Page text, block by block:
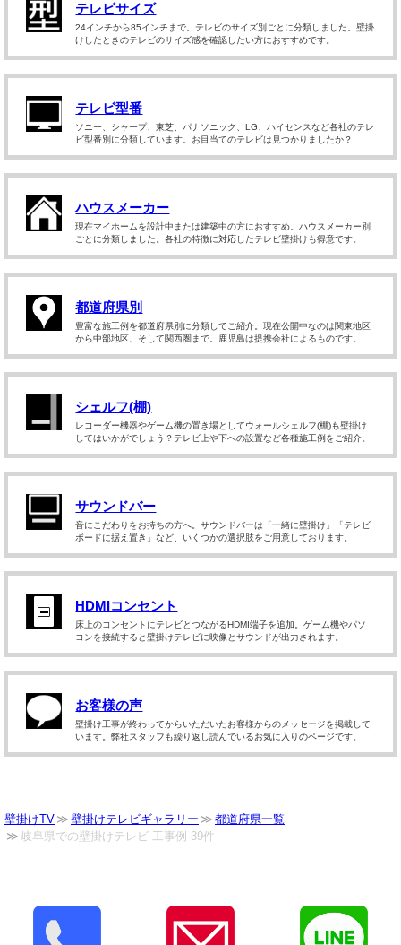
テレビサイズ
24インチから85インチまで。テレビのサイズ別ごとに分類しました。壁掛
けしたときのテレビのサイズ感を確認したい方におすすめです。
テレビ型番
ソニー、シャープ、東芝、パナソニック、LG、ハイセンスなど各社のテレ
ビ型番別に分類しています。お目当てのテレビは見つかりましたか？
ハウスメーカー
現在マイホームを設計中または建築中の方におすすめ。ハウスメーカー別
ごとに分類しました。各社の特徴に対応したテレビ壁掛けも得意です。
都道府県別
豊富な施工例を都道府県別に分類してご紹介。現在公開中なのは関東地区
から中部地区、そして関西圏まで。鹿児島は提携会社によるものです。
シェルフ(棚)
レコーダー機器やゲーム機の置き場としてウォールシェルフ(棚)も壁掛け
してはいかがでしょう？テレビ上や下への設置など各種施工例をご紹介。
サウンドバー
音にこだわりをお持ちの方へ。サウンドバーは「一緒に壁掛け」「テレビ
ボードに据え置き」など、いくつかの選択肢をご用意しております。
HDMIコンセント
床上のコンセントにテレビとつながるHDMI端子を追加。ゲーム機やパソ
コンを接続すると壁掛けテレビに映像とサウンドが出力されます。
お客様の声
壁掛け工事が終わってからいただいたお客様からのメッセージを掲載して
います。弊社スタッフも繰り返し読んでいるお気に入りのページです。
壁掛けTV 壁掛けテレビギャラリー
都道府県一覧
岐阜県での壁掛けテレビ 工事例 39件